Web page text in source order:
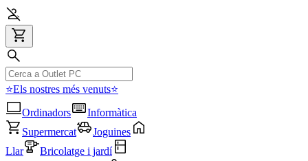
⭐Els nostres més venuts⭐
Ordinadors
Informàtica
Supermercat
Joguines
Llar
Bricolatge i jardí